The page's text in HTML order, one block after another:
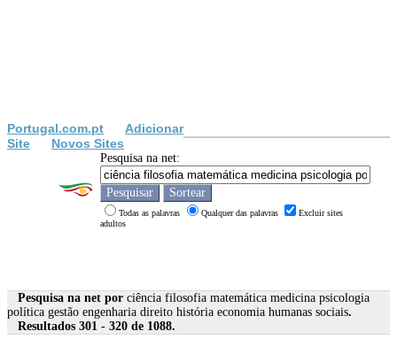
Portugal.com.pt
Adicionar
Site
Novos Sites
Pesquisa na net:
Todas as palavras Qualquer das palavras
Excluir sites
adultos
Pesquisa na net por ciência filosofia matemática medicina psicologia
política gestão engenharia direito história economia humanas sociais.
Resultados 301 - 320 de 1088.